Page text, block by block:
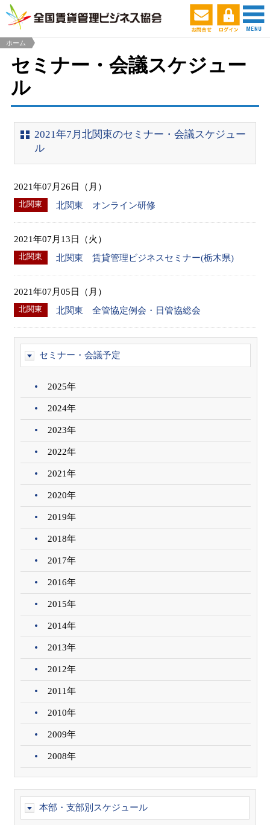
ホーム
セミナー・会議スケジュー
ル
2021年7月北関東のセミナー・会議スケジュー
ル
2021年07月26日（月）
北関東 北関東 オンライン研修
2021年07月13日（火）
北関東 北関東 賃貸管理ビジネスセミナー(栃木県)
2021年07月05日（月）
北関東 北関東 全管協定例会・日管協総会
セミナー・会議予定
2025年
2024年
2023年
2022年
2021年
2020年
2019年
2018年
2017年
2016年
2015年
2014年
2013年
2012年
2011年
2010年
2009年
2008年
本部・支部別スケジュール